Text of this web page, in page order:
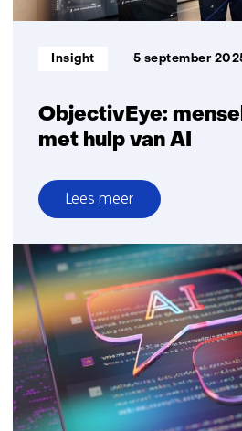
ObjectivEye:
met hulp van AI
Informatietype:
Insight 5 september
Lees meer
over
ObjectivEye:
menselijke
werving
met
hulp